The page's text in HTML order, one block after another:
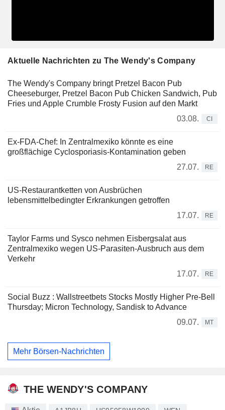
Aktuelle Nachrichten zu The Wendy's Company
The Wendy's Company bringt Pretzel Bacon Pub
Cheeseburger, Pretzel Bacon Pub Chicken Sandwich, Pub
Fries und Apple Crumble Frosty Fusion auf den Markt
03.08.
CI
Ex-FDA-Chef: In Zentralmexiko könnte es eine
großflächige Cyclosporiasis-Kontamination geben
27.07.
RE
US-Restaurantketten von Ausbrüchen
lebensmittelbedingter Erkrankungen getroffen
17.07.
RE
Taylor Farms und Sysco nehmen Eisbergsalat aus
Zentralmexiko wegen US-Parasiten-Ausbruch aus dem
Verkehr
17.07.
RE
Social Buzz : Wallstreetbets Stocks Mostly Higher Pre-Bell
Thursday; Micron Technology, Sandisk to Advance
09.07.
MT
Mehr Börsen-Nachrichten
THE WENDY'S COMPANY